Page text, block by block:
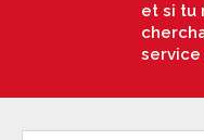
et si tu
service